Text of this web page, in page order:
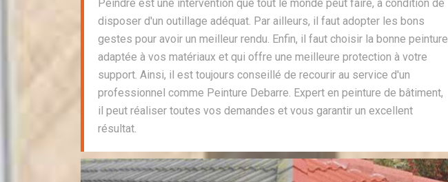
Peindre est une intervention que tout le monde peut faire, à condition de
disposer d'un outillage adéquat. Par ailleurs, il faut adopter les bons
gestes pour avoir un meilleur rendu. Enfin, il faut choisir la bonne peinture
adaptée à vos matériaux et qui offre une meilleure protection à votre
support. Ainsi, il est toujours conseillé de recourir au service d'un
professionnel comme Peinture Debarre. Expert en peinture de bâtiment,
il peut réaliser toutes vos demandes et vous garantir un excellent
résultat.